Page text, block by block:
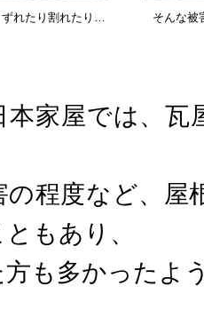
ずれたり割れたり… そんな被
本家屋では、瓦
の程度など、屋
もあり、
も多かったよ